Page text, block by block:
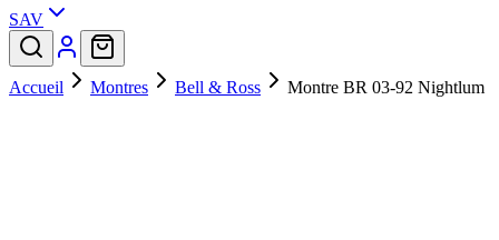
SAV
Accueil Montres Bell & Ross Montre BR 03-92 Nightlum